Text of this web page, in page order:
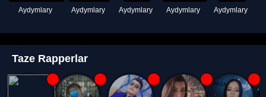
Aydymlary Aydymlary Aydymlary Aydymlary Aydymlary
Taze Rapperlar